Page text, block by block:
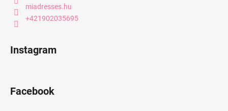
miadresses.hu
+421902035695
Instagram
Facebook